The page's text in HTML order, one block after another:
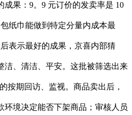
成果：9。9 元订价的发卖率是 10
纸巾能做到特定分量内成本最
表示最好的成果，京喜内部猜
洁、清洁、平安。这批被筛选出来
按期回访、监视。商品卖出后，
环境决定能否下架商品；审核人员